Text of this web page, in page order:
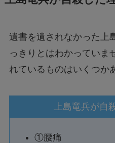
遺書を遺されなかった上
っきりとはわかっていま
れているものはいくつか
上島竜兵が自
①腰痛